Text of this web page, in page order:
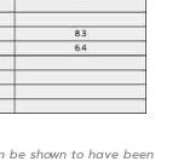
be shown to have been